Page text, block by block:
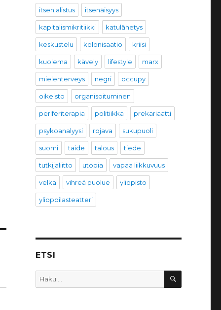
itsen alistus itsenäisyys
kapitalismikritiikki katulähetys
keskustelu kolonisaatio kriisi
kuolema kävely lifestyle marx
mielenterveys negri occupy
oikeisto organisoituminen
periferiterapia politiikka prekariaatti
psykoanalyysi rojava sukupuoli
suomi taide talous tiede
tutkijaliitto utopia vapaa liikkuvuus
velka vihreä puolue yliopisto
ylioppilasteatteri
ETSI
Etsi: HAKU